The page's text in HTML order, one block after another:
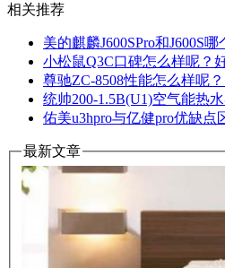
相关推荐
美的麒麟J600SPro和J600S
小松鼠Q3C口碑怎么样呢？
尊驰ZC-8508性能怎么样呢
统帅200-1.5B(U1)空气能热
佑美u3hpro与亿健pro优缺点
最新文章